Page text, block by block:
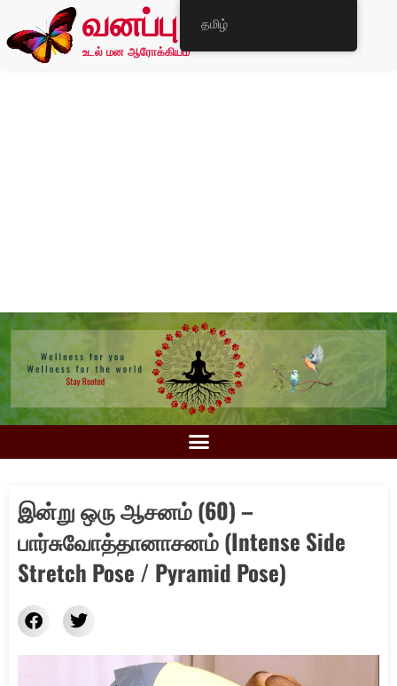
வனப்பு
உடல் மன ஆரோக்கியம்
இன்று ஒரு ஆசனம் (60) –
பார்சுவோத்தானாசனம் (Intense Side
Stretch Pose / Pyramid Pose)
தமிழ்